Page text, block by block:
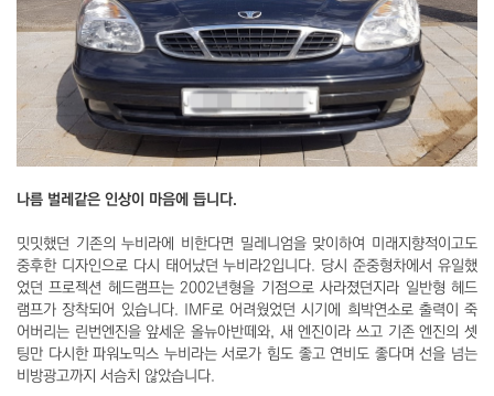
나름 벌레같은 인상이 마음에 듭니다.
밋밋했던 기존의 누비라에 비한다면 밀레니엄을 맞이하여 미래지향적이고도
중후한 디자인으로 다시 태어났던 누비라2입니다. 당시 준중형차에서 유일했
었던 프로젝션 헤드램프는 2002년형을 기점으로 사라졌던지라 일반형 헤드
램프가 장착되어 있습니다. IMF로 어려웠었던 시기에 희박연소로 출력이 죽
어버리는 린번엔진을 앞세운 올뉴아반떼와, 새 엔진이라 쓰고 기존 엔진의 셋
팅만 다시한 파워노믹스 누비라는 서로가 힘도 좋고 연비도 좋다며 선을 넘는
비방광고까지 서슴치 않았습니다.